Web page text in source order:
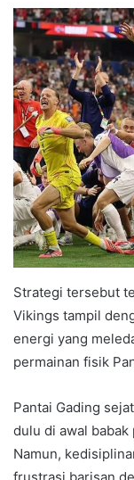
Strategi tersebut
Vikings tampil
energi yang
permainan fisik
Pantai Gading
dulu di awal
Namun,